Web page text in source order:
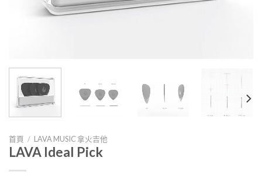
首頁 / LAVA MUSIC 拿火吉他
LAVA Ideal Pick